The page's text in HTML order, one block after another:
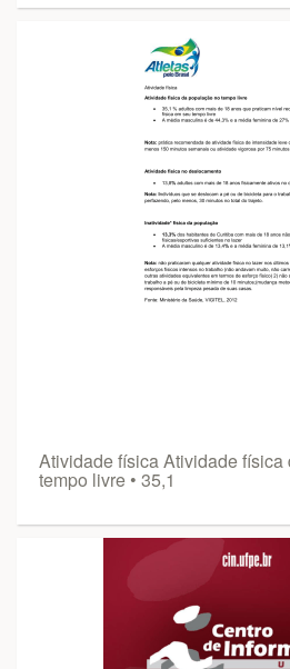
Atividade física Atividade física
tempo livre • 35,1